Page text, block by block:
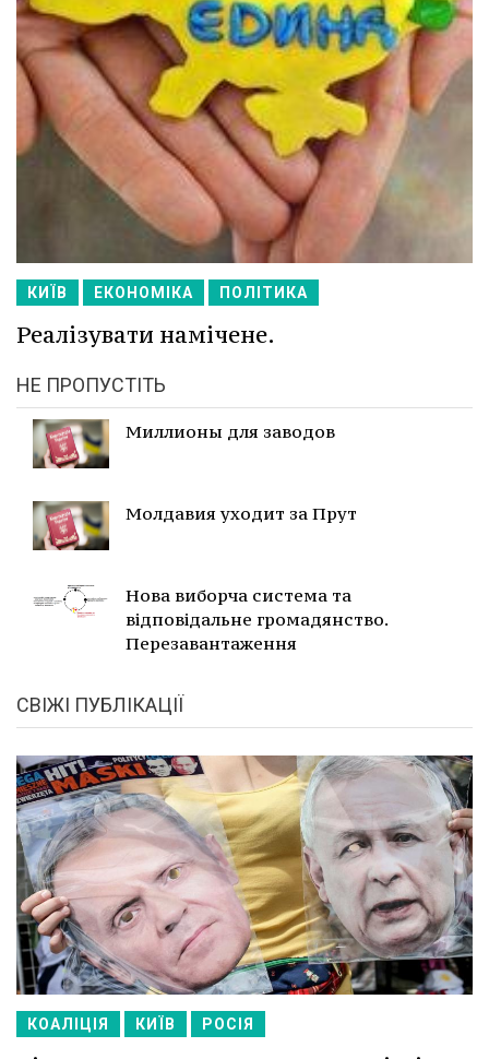
КИЇВ ЕКОНОМІКА ПОЛІТИКА
Реалізувати намічене.
НЕ ПРОПУСТІТЬ
Миллионы для заводов
Молдавия уходит за Прут
Нова виборча система та
відповідальне громадянство.
Перезавантаження
СВІЖІ ПУБЛІКАЦІЇ
КОАЛІЦІЯ КИЇВ РОСІЯ